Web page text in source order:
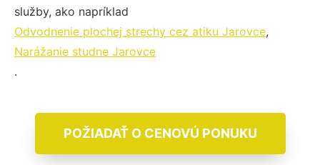
služby, ako napríklad
Odvodnenie plochej strechy cez atiku Jarovce,
Narážanie studne Jarovce
.
POŽIADAŤ O CENOVÚ PONUKU